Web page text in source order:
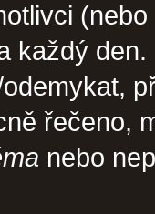
každý
řečeno,
nebo